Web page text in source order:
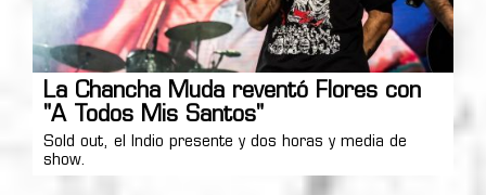
La Chancha Muda reventó Flores con
"A Todos Mis Santos"
Sold out, el Indio presente y dos horas y media de
show.